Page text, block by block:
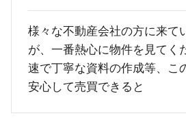
様々な不動産会社の方に来て
が、一番熱心に物件を見てく
速で丁寧な資料の作成等、こ
安心して売買できると